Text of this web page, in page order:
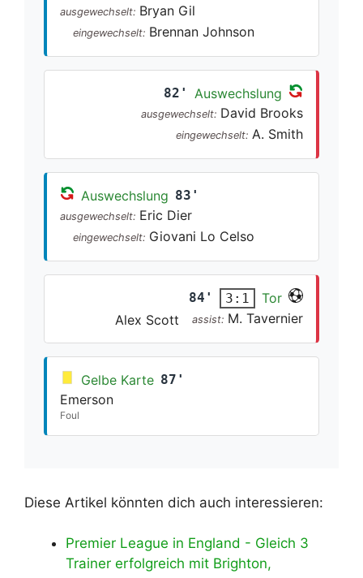
ausgewechselt: Bryan Gil
eingewechselt: Brennan Johnson
82' Auswechslung
ausgewechselt: David Brooks
eingewechselt: A. Smith
Auswechslung 83'
ausgewechselt: Eric Dier
eingewechselt: Giovani Lo Celso
84' 3:1
Tor
Alex Scott
assist: M. Tavernier
Gelbe Karte 87'
Emerson
Foul
Diese Artikel könnten dich auch interessieren:
Premier League in England - Gleich 3
Trainer erfolgreich mit Brighton,